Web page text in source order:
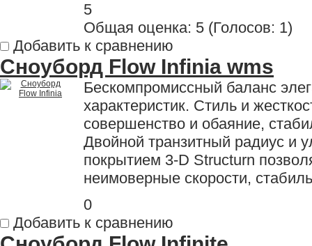
5
Общая оценка: 5 (Голосов: 1)
Добавить к сравнению
Сноуборд Flow Infinia wms
Бескомпромиссный баланс
характеристик. Стиль и
совершенство и обаяние,
Двойной транзитный радиус и
покрытием 3-D Structurn
неимоверные скорости,
0
Добавить к сравнению